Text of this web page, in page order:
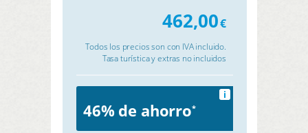
462,00€
Todos los precios son con IVA incluido.
Tasa turística y extras no incluidos
46% de ahorro*
i